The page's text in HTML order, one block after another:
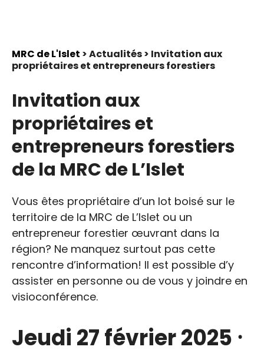
MRC de L'Islet > Actualités > Invitation aux
propriétaires et entrepreneurs forestiers
Invitation aux
propriétaires et
entrepreneurs forestiers
de la MRC de L’Islet
Vous êtes propriétaire d’un lot boisé sur le
territoire de la MRC de L’Islet ou un
entrepreneur forestier œuvrant dans la
région? Ne manquez surtout pas cette
rencontre d’information! Il est possible d’y
assister en personne ou de vous y joindre en
visioconférence.
Jeudi 27 février 2025 ⸱